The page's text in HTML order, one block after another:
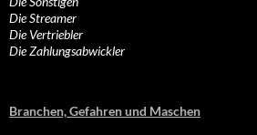
Die Streamer
Die Vertriebler
Die Zahlungsabwickler
Branchen, Gefahren und Maschen